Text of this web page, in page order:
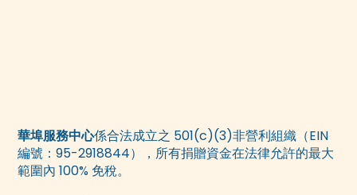
華埠服務中心係合法成立之 501(c)(3)非營利組織（EIN
編號：95-2918844），所有捐贈資金在法律允許的最大
範圍內 100% 免稅。